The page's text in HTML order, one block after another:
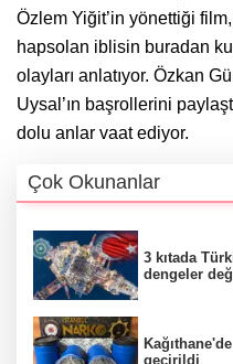
Özlem Yiğit’in yönettiği
hapsolan iblisin buradan
olayları anlatıyor. Özkan
Uysal’ın başrollerini
dolu anlar vaat ediyor.
Çok Okunanlar
3 kıtada
dengeler
geçirildi